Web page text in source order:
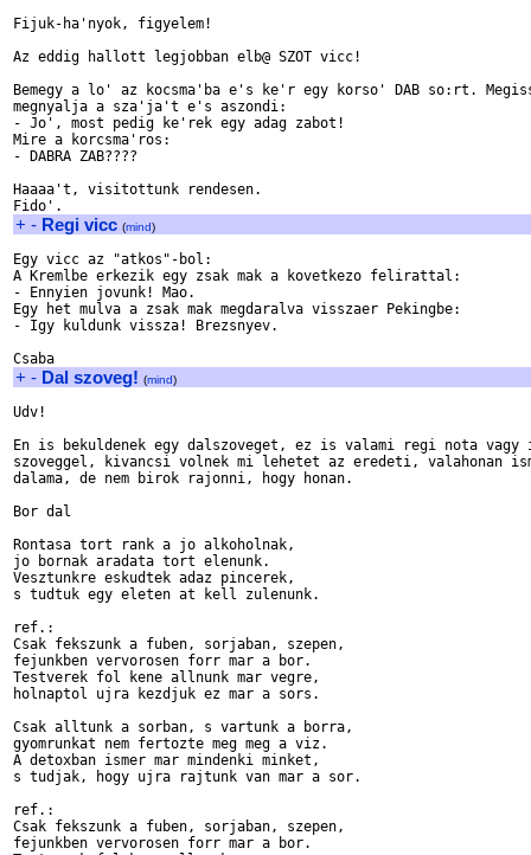
Fijuk-ha'nyok, figyelem!
Az eddig hallott legjobban elb@ SZOT vicc!
Bemegy a lo' az kocsma'ba e's ke'r egy korso' DAB so:rt.
megnyalja a sza'ja't e's aszondi:
- Jo', most pedig ke'rek egy adag zabot!
Mire a korcsma'ros:
- DABRA ZAB????
Haaaa't, visitottunk rendesen.
+ - Regi vicc (mind)
Egy vicc az "atkos"-bol:
A Kremlbe erkezik egy zsak mak a kovetkezo felirattal:
- Ennyien jovunk! Mao.
Egy het mulva a zsak mak megdaralva visszaer Pekingbe:
- Igy kuldunk vissza! Brezsnyev.
+ - Dal szoveg! (mind)
Udv!
En is bekuldenek egy dalszoveget, ez is valami regi nota
szoveggel, kivancsi volnek mi lehetet az eredeti, valahonan
dalama, de nem birok rajonni, hogy honan.
Bor dal
Rontasa tort rank a jo alkoholnak,
jo bornak aradata tort elenunk.
Vesztunkre eskudtek adaz pincerek,
s tudtuk egy eleten at kell zulenunk.
ref.:
Csak fekszunk a fuben, sorjaban, szepen,
fejunkben vervorosen forr mar a bor.
Testverek fol kene allnunk mar vegre,
holnaptol ujra kezdjuk ez mar a sors.
Csak alltunk a sorban, s vartunk a borra,
gyomrunkat nem fertozte meg meg a viz.
A detoxban ismer mar mindenki minket,
s tudjak, hogy ujra rajtunk van mar a sor.
ref.:
Csak fekszunk a fuben, sorjaban, szepen,
fejunkben vervorosen forr mar a bor.